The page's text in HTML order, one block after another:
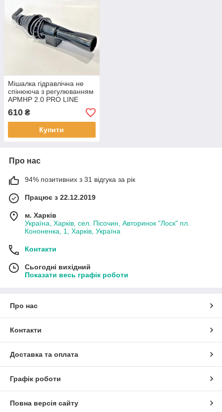
Мішалка гідравлічна не
спінююча з регулюванням
APMHP 2.0 PRO LINE
610 ₴
Купити
Про нас
94% позитивних з 31 відгука за рік
Працює з 22.12.2019
м. Харків
Україна, Харків, сел. Пісочин, Авторинок "Лоск" пл.
Кононенка, 1, Харків, Україна
Контакти
Сьогодні вихідний
Показати весь графік роботи
Про нас
Контакти
Доставка та оплата
Графік роботи
Повна версія сайту